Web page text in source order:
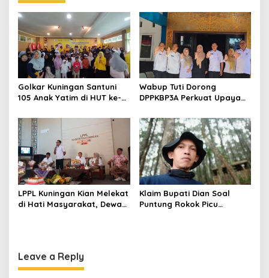
Golkar Kuningan Santuni
105 Anak Yatim di HUT ke-
Doakan Partai Semakin
Berjaya
Wabup Tuti Dorong
DPPKBP3A Perkuat Upaya
Tingkatkan Kesejahteraan
Keluarga
LPPL Kuningan Kian Melekat
di Hati Masyarakat, Dewas
Klaim Bupati Dian Soal
Puntung Rokok Picu
Leave a Reply